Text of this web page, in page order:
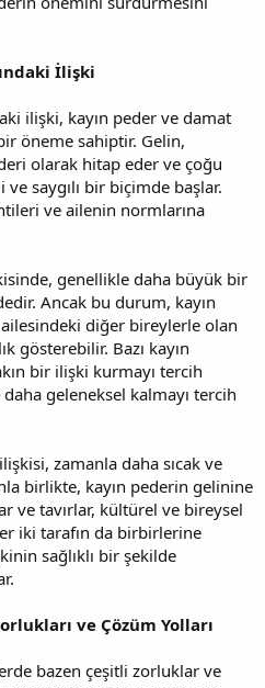
İlişki
ilişki, kayın peder ve damat
öneme sahiptir. Gelin,
olarak hitap eder ve çoğu
saygılı bir biçimde başlar.
ve ailenin normlarına
genellikle daha büyük bir
Ancak bu durum, kayın
diğer bireylerle olan
gösterebilir. Bazı kayın
bir ilişki kurmayı tercih
geleneksel kalmayı tercih
zamanla daha sıcak ve
birlikte, kayın pederin gelinine
ve tavırlar, kültürel ve bireysel
iki tarafın da birbirlerine
sağlıklı bir şekilde
ve Çözüm Yolları
bazen çeşitli zorluklar ve